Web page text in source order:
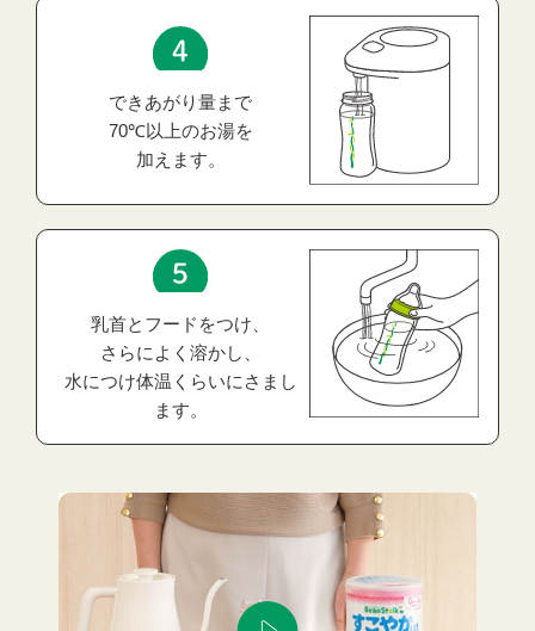
できあがり量まで
70℃以上のお湯を
加えます。
乳首とフードをつけ、
さらによく溶かし、
水につけ体温くらいにさまし
ます。